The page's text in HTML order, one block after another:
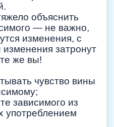
объяснить
— не важно,
изменения, с
затронут
же вы!
чувство вины
зависимого из
употреблением